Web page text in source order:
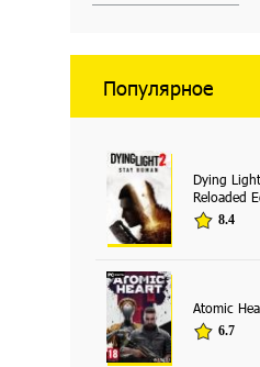
Популярное
Dying
Reloaded
8.4
Atomic
6.7